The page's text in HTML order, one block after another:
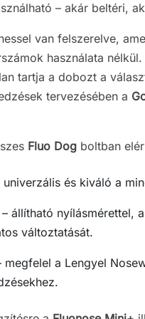
– akár beltéri,
van felszerelve,
használata
tartja a dobozt a
tervezésében a
Fluo Dog boltban
univerzális és kiváló a
– állítható nyílásmérettel,
változtatását.
megfelel a Lengyel